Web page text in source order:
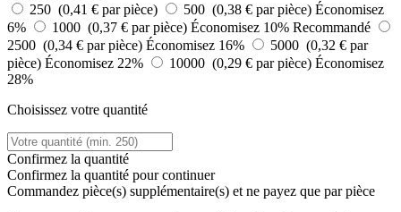
250 (0,41 € par pièce)
500 (0,38 € par pièce) Économisez
6%
1000 (0,37 € par pièce) Économisez 10% Recommandé
2500 (0,34 € par pièce) Économisez 16%
5000 (0,32 € par
pièce) Économisez 22% 10000 (0,29 € par pièce) Économisez
28%
Choisissez votre quantité
Confirmez la quantité
Confirmez la quantité pour continuer
Commandez pièce(s) supplémentaire(s) et ne payez que par pièce